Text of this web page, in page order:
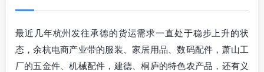
最近几年杭州发往承德的货运需求一直处于稳步上升的状
态，余杭电商产业带的服装、家居用品、数码配件，萧山工
厂的五金件、机械配件，建德、桐庐的特色农产品，还有义